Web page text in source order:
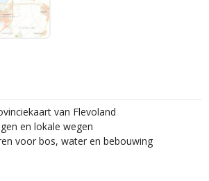
van Flevoland
en lokale wegen
voor bos, water en bebouwing